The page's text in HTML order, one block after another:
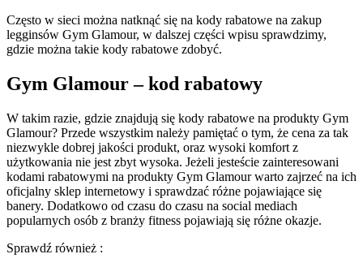
Często w sieci można natknąć się na kody rabatowe na zakup
legginsów Gym Glamour, w dalszej części wpisu sprawdzimy,
gdzie można takie kody rabatowe zdobyć.
Gym Glamour – kod rabatowy
W takim razie, gdzie znajdują się kody rabatowe na produkty Gym
Glamour? Przede wszystkim należy pamiętać o tym, że cena za tak
niezwykle dobrej jakości produkt, oraz wysoki komfort z
użytkowania nie jest zbyt wysoka. Jeżeli jesteście zainteresowani
kodami rabatowymi na produkty Gym Glamour warto zajrzeć na ich
oficjalny sklep internetowy i sprawdzać różne pojawiające się
banery. Dodatkowo od czasu do czasu na social mediach
popularnych osób z branży fitness pojawiają się różne okazje.
Sprawdź również :